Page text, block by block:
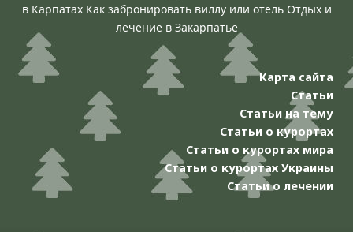
в Карпатах Как забронировать виллу или отель Отдых и
лечение в Закарпатье
Карта сайта
Статьи
Статьи на тему
Статьи о курортах
Статьи о курортах мира
Статьи о курортах Украины
Статьи о лечении